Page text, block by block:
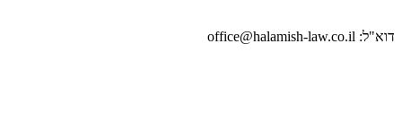
דוא"ל: office@halamish-law.co.il